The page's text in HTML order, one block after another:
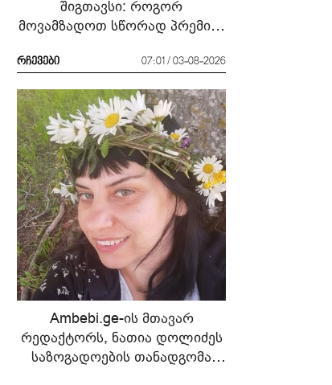
შიგთავსი: როგორ
მოვამზადოთ სწორად პრემიუმ
„შეფმაისტერის“
რჩევები 07:01 / 03-08-2026
Ambebi.ge-ის მთავარ
რედაქტორს, ნათია დოლიძეს
საზოგადოების თანადგომა